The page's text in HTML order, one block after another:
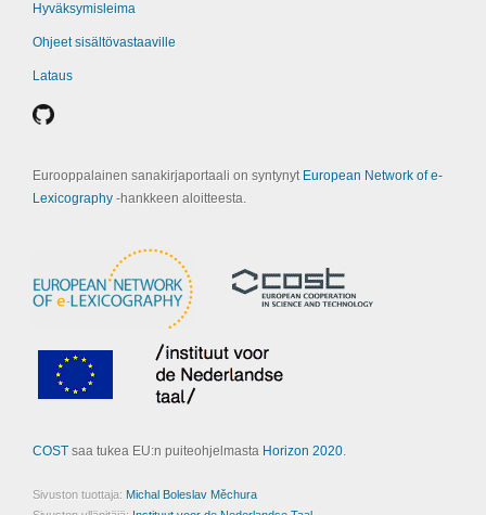
Hyväksymisleima
Ohjeet sisältövastaaville
Lataus
Eurooppalainen sanakirjaportaali on syntynyt European Network of e-
Lexicography ‑hankkeen aloitteesta.
COSTsaa tukea EU:n puiteohjelmasta Horizon 2020.
Sivuston tuottaja: Michal Boleslav Měchura